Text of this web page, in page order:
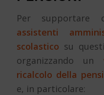
Per supportare
assistenti
scolastico su
organizzando un
ricalcolo della
e, in particolare: